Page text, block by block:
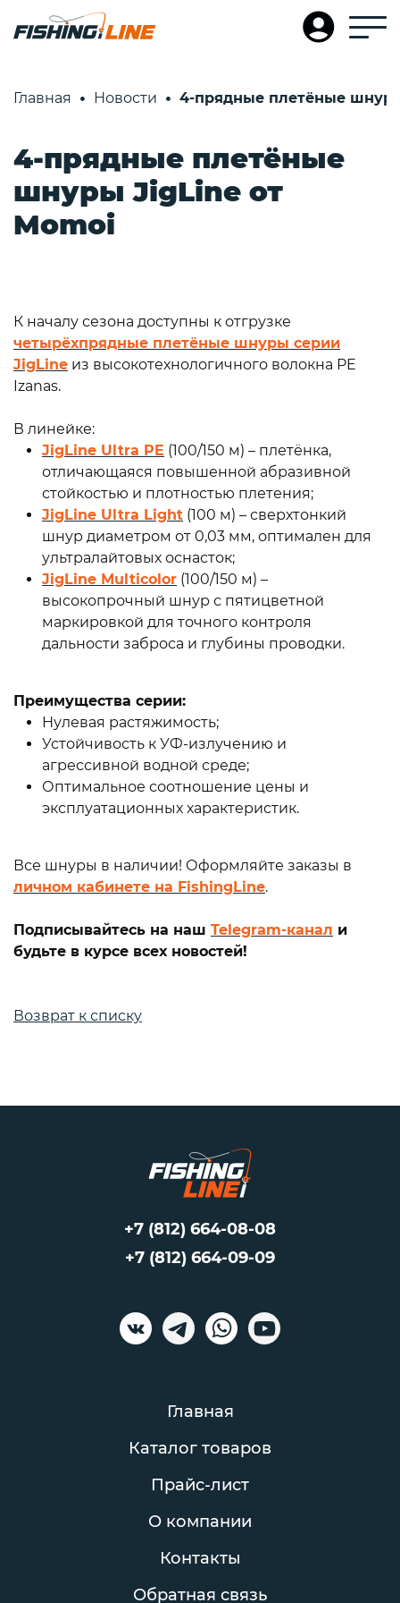
Главная Новости 4-прядные плетёные
4-прядные плетёные
шнуры JigLine от
Momoi
К началу сезона доступны к отгрузке
четырёхпрядные плетёные шнуры серии
JigLine из высокотехнологичного волокна PE
Izanas.
В линейке:
JigLine Ultra PE (100/150 м) – плетёнка,
отличающаяся повышенной абразивной
стойкостью и плотностью плетения;
JigLine Ultra Light (100 м) – сверхтонкий
шнур диаметром от 0,03 мм, оптимален для
ультралайтовых оснасток;
JigLine Multicolor (100/150 м) –
высокопрочный шнур с пятицветной
маркировкой для точного контроля
дальности заброса и глубины проводки.
Преимущества серии:
Нулевая растяжимость;
Устойчивость к УФ-излучению и
агрессивной водной среде;
Оптимальное соотношение цены и
эксплуатационных характеристик.
Все шнуры в наличии! Оформляйте заказы в
личном кабинете на FishingLine.
Подписывайтесь на наш Telegram-канал и
будьте в курсе всех новостей!
Возврат к списку
Главная
Каталог товаров
Прайс-лист
О компании
Контакты
Обратная связь
+7 (812) 664-08-08
+7 (812) 664-09-09